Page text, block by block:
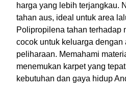
harga yang lebih terjangkau.
tahan aus, ideal untuk area
Polipropilena tahan terhadap
cocok untuk keluarga dengan
peliharaan. Memahami
menemukan karpet yang
kebutuhan dan gaya hidup